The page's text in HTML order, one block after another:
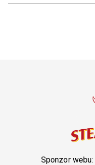
Sponzor webu: